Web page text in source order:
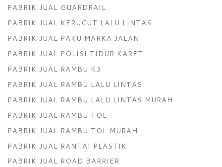
PABRIK JUAL GUARDRAIL
PABRIK JUAL KERUCUT LALU LINTAS
PABRIK JUAL PAKU MARKA JALAN
PABRIK JUAL POLISI TIDUR KARET
PABRIK JUAL RAMBU K3
PABRIK JUAL RAMBU LALU LINTAS
PABRIK JUAL RAMBU LALU LINTAS MURAH
PABRIK JUAL RAMBU TOL
PABRIK JUAL RAMBU TOL MURAH
PABRIK JUAL RANTAI PLASTIK
PABRIK JUAL ROAD BARRIER